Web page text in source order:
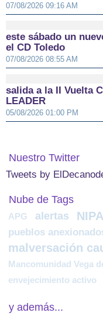
07/08/2026 09:16 AM
este sábado un
el CD Toledo
07/08/2026 08:55 AM
salida a la II Vuelta
LEADER
05/08/2026 01:00 PM
Nuestro Twitter
Tweets by
Nube de Tags
APG alertas
pueblos
Mancomunidad Vega
envejecimiento activo
y además...